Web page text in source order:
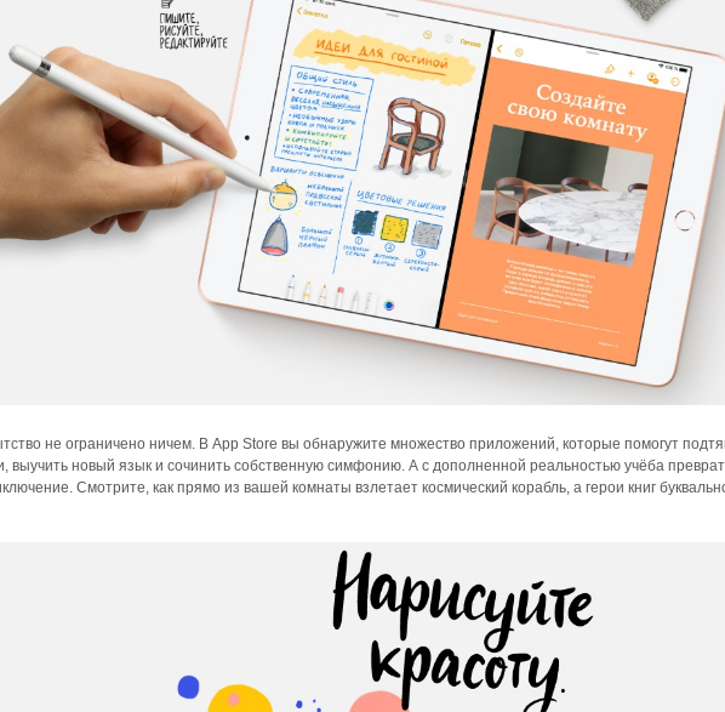
не ограничено ничем. В App Store вы обнаружите множество приложений, которые помогут
выучить новый язык и сочинить собственную симфонию. А с дополненной реальностью учёба
Смотрите, как прямо из вашей комнаты взлетает космический корабль, а герои книг